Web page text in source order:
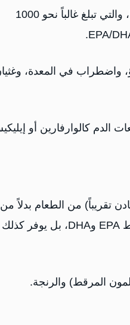
تعدّ مكملات زيت السمك آمنة بشكل عام لمعظم الأشخاص عند تناولها بكميات موصى بها، والتي تبلغ غالباً نحو 1000
في المعدة،
الدم كالوارفارين أو
(وجميع الفيتامينات والمعادن تقريباً) من الطعام بدلاً من
المكملات كلما أمكن ذلك. إن تناول الأسماك الدهنية كجزء من نظامك الغذائي لا يوفر فقط EPA وDHA، بل يوفر كذلك